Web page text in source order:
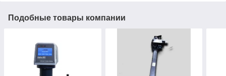
Подобные товары компании